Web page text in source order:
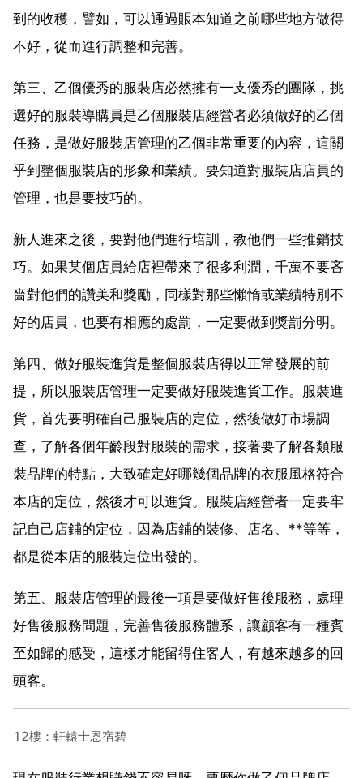
到的收穫，譬如，可以通過賬本知道之前哪些地方做得
不好，從而進行調整和完善。
第三、乙個優秀的服裝店必然擁有一支優秀的團隊，挑
選好的服裝導購員是乙個服裝店經營者必須做好的乙個
任務，是做好服裝店管理的乙個非常重要的內容，這關
乎到整個服裝店的形象和業績。要知道對服裝店店員的
管理，也是要技巧的。
新人進來之後，要對他們進行培訓，教他們一些推銷技
巧。如果某個店員給店裡帶來了很多利潤，千萬不要吝
嗇對他們的讚美和獎勵，同樣對那些懶惰或業績特別不
好的店員，也要有相應的處罰，一定要做到獎罰分明。
第四、做好服裝進貨是整個服裝店得以正常發展的前
提，所以服裝店管理一定要做好服裝進貨工作。服裝進
貨，首先要明確自己服裝店的定位，然後做好市場調
查，了解各個年齡段對服裝的需求，接著要了解各類服
裝品牌的特點，大致確定好哪幾個品牌的衣服風格符合
本店的定位，然後才可以進貨。服裝店經營者一定要牢
記自己店鋪的定位，因為店鋪的裝修、店名、**等等，
都是從本店的服裝定位出發的。
第五、服裝店管理的最後一項是要做好售後服務，處理
好售後服務問題，完善售後服務體系，讓顧客有一種賓
至如歸的感受，這樣才能留得住客人，有越來越多的回
頭客。
12樓：軒轅士恩宿碧